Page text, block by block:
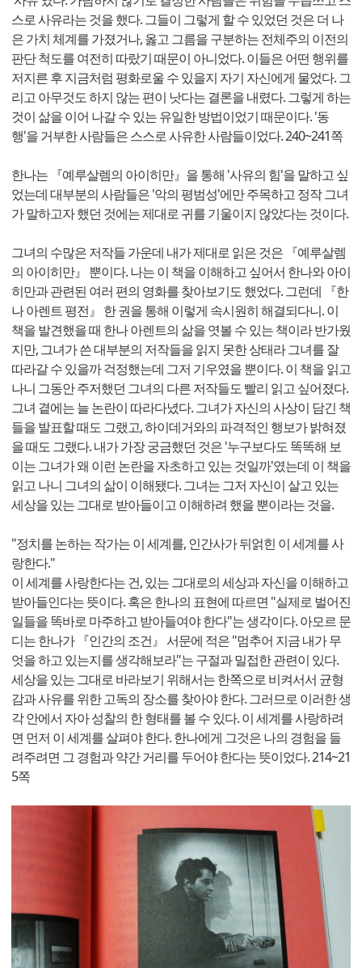
스로 사유라는 것을 했다. 그들이 그렇게 할 수 있었던 것은 더 나
은 가치 체계를 가졌거나, 옳고 그름을 구분하는 전체주의 이전의
판단 척도를 여전히 따랐기 때문이 아니었다. 이들은 어떤 행위를
저지른 후 지금처럼 평화로울 수 있을지 자기 자신에게 물었다. 그
리고 아무것도 하지 않는 편이 낫다는 결론을 내렸다. 그렇게 하는
것이 삶을 이어 나갈 수 있는 유일한 방법이었기 때문이다. '동
행'을 거부한 사람들은 스스로 사유한 사람들이었다. 240~241쪽
한나는 『예루살렘의 아이히만』을 통해 '사유의 힘'을 말하고 싶
었는데 대부분의 사람들은 '악의 평범성'에만 주목하고 정작 그녀
가 말하고자 했던 것에는 제대로 귀를 기울이지 않았다는 것이다.
그녀의 수많은 저작들 가운데 내가 제대로 읽은 것은 『예루살렘
의 아이히만』 뿐이다. 나는 이 책을 이해하고 싶어서 한나와 아이
히만과 관련된 여러 편의 영화를 찾아보기도 했었다. 그런데 『한
나 아렌트 평전』 한 권을 통해 이렇게 속시원히 해결되다니. 이
책을 발견했을 때 한나 아렌트의 삶을 엿볼 수 있는 책이라 반가웠
지만, 그녀가 쓴 대부분의 저작들을 읽지 못한 상태라 그녀를 잘
따라갈 수 있을까 걱정했는데 그저 기우였을 뿐이다. 이 책을 읽고
나니 그동안 주저했던 그녀의 다른 저작들도 빨리 읽고 싶어졌다.
그녀 곁에는 늘 논란이 따라다녔다. 그녀가 자신의 사상이 담긴 책
들을 발표할 때도 그랬고, 하이데거와의 파격적인 행보가 밝혀졌
을 때도 그랬다. 내가 가장 궁금했던 것은 '누구보다도 똑똑해 보
이는 그녀가 왜 이런 논란을 자초하고 있는 것일까'였는데 이 책을
읽고 나니 그녀의 삶이 이해됐다. 그녀는 그저 자신이 살고 있는
세상을 있는 그대로 받아들이고 이해하려 했을 뿐이라는 것을.
"정치를 논하는 작가는 이 세계를, 인간사가 뒤얽힌 이 세계를 사
랑한다."
이 세계를 사랑한다는 건, 있는 그대로의 세상과 자신을 이해하고
받아들인다는 뜻이다. 혹은 한나의 표현에 따르면 "실제로 벌어진
일들을 똑바로 마주하고 받아들여야 한다"는 생각이다. 아모르 문
디는 한나가 『인간의 조건』 서문에 적은 "멈추어 지금 내가 무
엇을 하고 있는지를 생각해보라"는 구절과 밀접한 관련이 있다.
세상을 있는 그대로 바라보기 위해서는 한쪽으로 비켜서서 균형
감과 사유를 위한 고독의 장소를 찾아야 한다. 그러므로 이러한 생
각 안에서 자아 성찰의 한 형태를 볼 수 있다. 이 세계를 사랑하려
면 먼저 이 세계를 살펴야 한다. 한나에게 그것은 나의 경험을 들
려주려면 그 경험과 약간 거리를 두어야 한다는 뜻이었다. 214~21
5쪽